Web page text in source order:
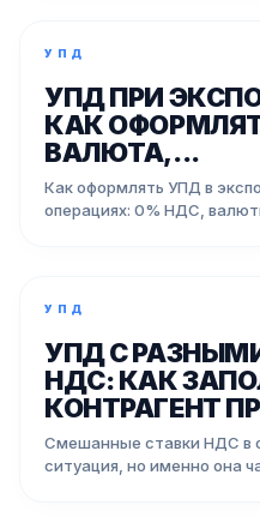
УПД
УПД ПРИ
КАК
ВАЛЮТА,...
Как оформлять УПД в
операциях: 0% НДС,
УПД
УПД С
НДС: КАК
КОНТРАГЕНТ
Смешанные ставки НДС в
ситуация, но именно она